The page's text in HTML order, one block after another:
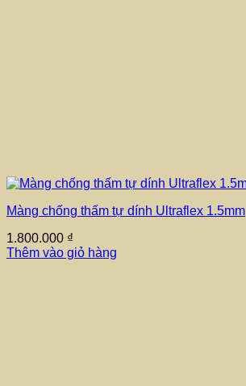
Màng chống thấm tự dính Ultraflex 1.5mm
1.800.000 ₫
Thêm vào giỏ hàng